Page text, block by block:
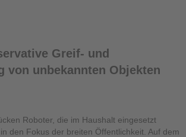
Greif- und
von unbekannten Objekten
Roboter, die im Haushalt eingesetzt
den Fokus der breiten Öffentlichkeit. Auf dem